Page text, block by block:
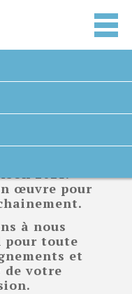
BAGATELLE!
espaces
sont
2021.
œuvre pour
à nous
pour toute
et
de votre